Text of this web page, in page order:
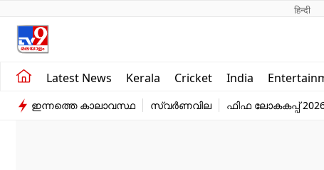
हिन्दी
Latest News Kerala Cricket India
Kerala
India
Education
ഇന്നത്തെ കാലാവസ്ഥ സ്വർണവില ഫിഫ ലോകകപ്പ്